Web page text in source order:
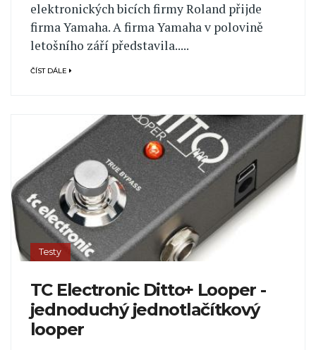
elektronických bicích firmy Roland přijde
firma Yamaha. A firma Yamaha v polovině
letošního září představila.....
ČÍST DÁLE
Testy
TC Electronic Ditto+ Looper -
jednoduchý jednotlačítkový
looper